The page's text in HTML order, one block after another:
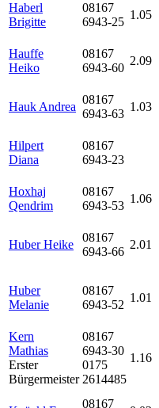
Haberl
Brigitte
08167
6943-25
1.05
Hauffe
Heiko
08167
6943-60
2.09
Hauk Andrea
08167
6943-63
1.03
Hilpert
Diana
08167
6943-23
Hoxhaj
Qendrim
08167
6943-53
1.06
Huber Heike
08167
6943-66
2.01
Huber
Melanie
08167
6943-52
1.01
Kern
Mathias
Erster
Bürgermeister
08167
6943-30
0175
2614485
1.16
08167